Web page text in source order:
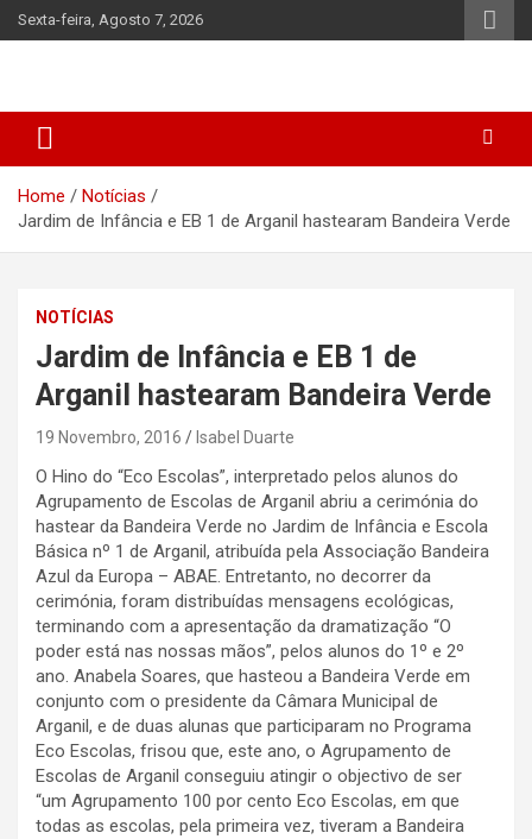
Skip
to
Sexta-feira, Agosto 7, 2026
Home
Notícias
Jardim de Infância e EB 1 de Arganil hastearam Bandeira Verde
NOTÍCIAS
Jardim de Infância e EB 1 de
Arganil hastearam Bandeira Verde
19 Novembro, 2016 Isabel Duarte
O Hino do “Eco Escolas”, interpretado pelos alunos do
Agrupamento de Escolas de Arganil abriu a cerimónia do
hastear da Bandeira Verde no Jardim de Infância e Escola
Básica nº 1 de Arganil, atribuída pela Associação Bandeira
Azul da Europa – ABAE. Entretanto, no decorrer da
cerimónia, foram distribuídas mensagens ecológicas,
terminando com a apresentação da dramatização “O
poder está nas nossas mãos”, pelos alunos do 1º e 2º
ano. Anabela Soares, que hasteou a Bandeira Verde em
conjunto com o presidente da Câmara Municipal de
Arganil, e de duas alunas que participaram no Programa
Eco Escolas, frisou que, este ano, o Agrupamento de
Escolas de Arganil conseguiu atingir o objectivo de ser
“um Agrupamento 100 por cento Eco Escolas, em que
todas as escolas, pela primeira vez, tiveram a Bandeira